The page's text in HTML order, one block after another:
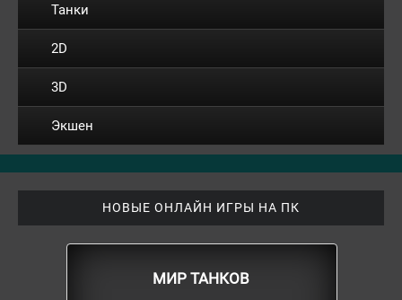
Танки
2D
3D
Экшен
НОВЫЕ ОНЛАЙН ИГРЫ НА ПК
МИР ТАНКОВ